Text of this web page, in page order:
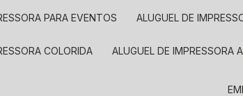
PARA EVENTOS ALUGUEL DE
COLORIDA ALUGUEL DE IMPRESSORA